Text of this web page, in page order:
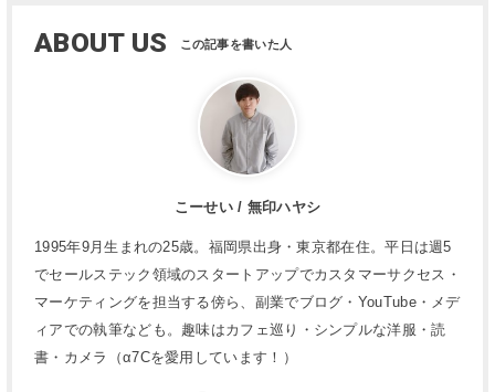
ABOUT US
こーせい / 無印ハヤシ
1995年9月生まれの25歳。福岡県出身・東京都在住。平日は週5
でセールステック領域のスタートアップでカスタマーサクセス・
マーケティングを担当する傍ら、副業でブログ・YouTube・メデ
ィアでの執筆なども。趣味はカフェ巡り・シンプルな洋服・読
書・カメラ（α7Cを愛用しています！）